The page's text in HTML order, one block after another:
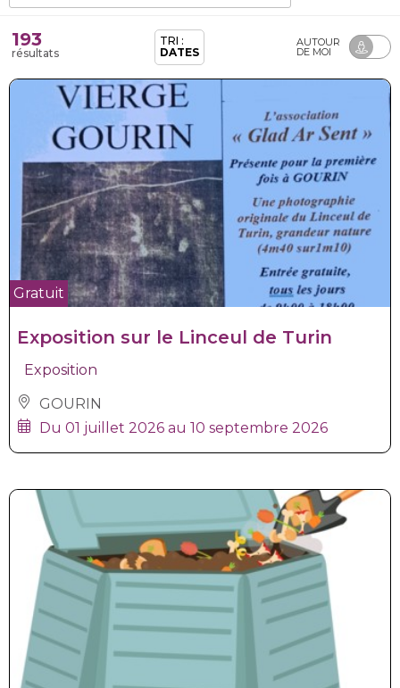
193
résultats
TRI :
DATES
AUTOUR
DE MOI
Gratuit
Exposition sur le Linceul de Turin
Exposition
GOURIN
Du 01 juillet 2026 au 10 septembre 2026